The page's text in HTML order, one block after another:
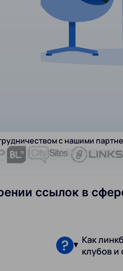
с нашими
ссылок в
Как
клубов и